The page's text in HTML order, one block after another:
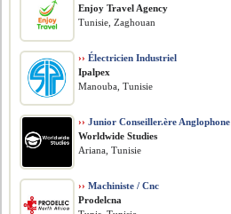
Enjoy Travel Agency
Tunisie, Zaghouan
›› Électricien Industriel
Ipalpex
Manouba, Tunisie
›› Junior Conseiller.ère Anglophone
Worldwide Studies
Ariana, Tunisie
›› Machiniste / Cnc
Prodelcna